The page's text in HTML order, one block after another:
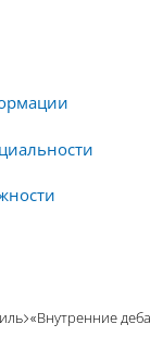
«Внутренние